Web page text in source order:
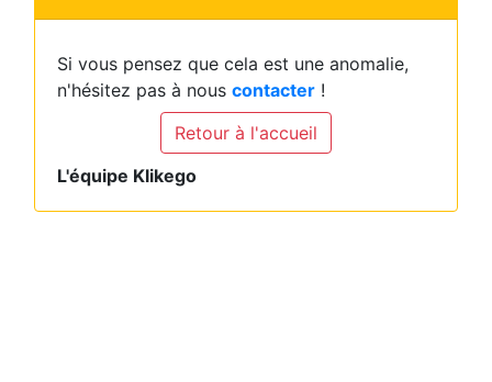
Si vous pensez que cela est une anomalie,
n'hésitez pas à nous contacter !
Retour à l'accueil
L'équipe Klikego